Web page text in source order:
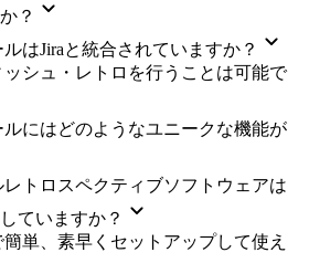
？
はJiraと統合されていますか？
ッシュ・レトロを行うことは可能で
ルにはどのようなユニークな機能が
レトロスペクティブソフトウェアは
ていますか？
簡単、素早くセットアップして使え